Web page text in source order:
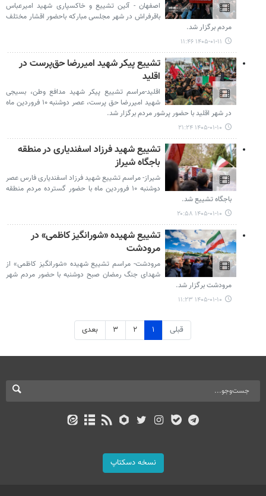
اصفهان - آئین تشییع و خاکسپاری شهید امیرعباس
باقرفراش در شهر مجلسی مبارکه باحضور اقشار مختلف
مردم برگزار شد.
۱۴۰۵-۰۱-۱۱ ۱۱:۴۶
تشییع پیکر شهید امیررضا حق‌پرست در
اقلید
اقلید-مراسم تشییع پیکر شهید مدافع وطن، بسیجی
شهید امیررضا حق پرست، عصر دوشنبه ۱۰ فروردین ماه
در شهر اقلید با حضور پرشور مردم برگزار شد.
۱۴۰۵-۰۱-۱۰ ۲۱:۲۴
تشییع شهید فرزاد اسفندیاری در منطقه
باجگاه شیراز
شیراز- مراسم تشییع شهید فرزاد اسفندیاری فارس عصر
دوشنبه ۱۰ فروردین ماه با حضور گسترده مردم منطقه
باجگاه تشییع شد.
۱۴۰۵-۰۱-۱۰ ۲۰:۵۸
تشییع شهیده «شورانگیز کاظمی» در
مرودشت
مرودشت- مراسم تشییع شهیده «شورانگیز کاظمی» از
شهدای جنگ رمضان صبح دوشنبه با حضور مردم شهر
مرودشت برگزار شد.
۱۴۰۵-۰۱-۱۰ ۱۱:۲۳
قبلی ۱ ۲ ۳ بعدی
نسخه دسکتاپ